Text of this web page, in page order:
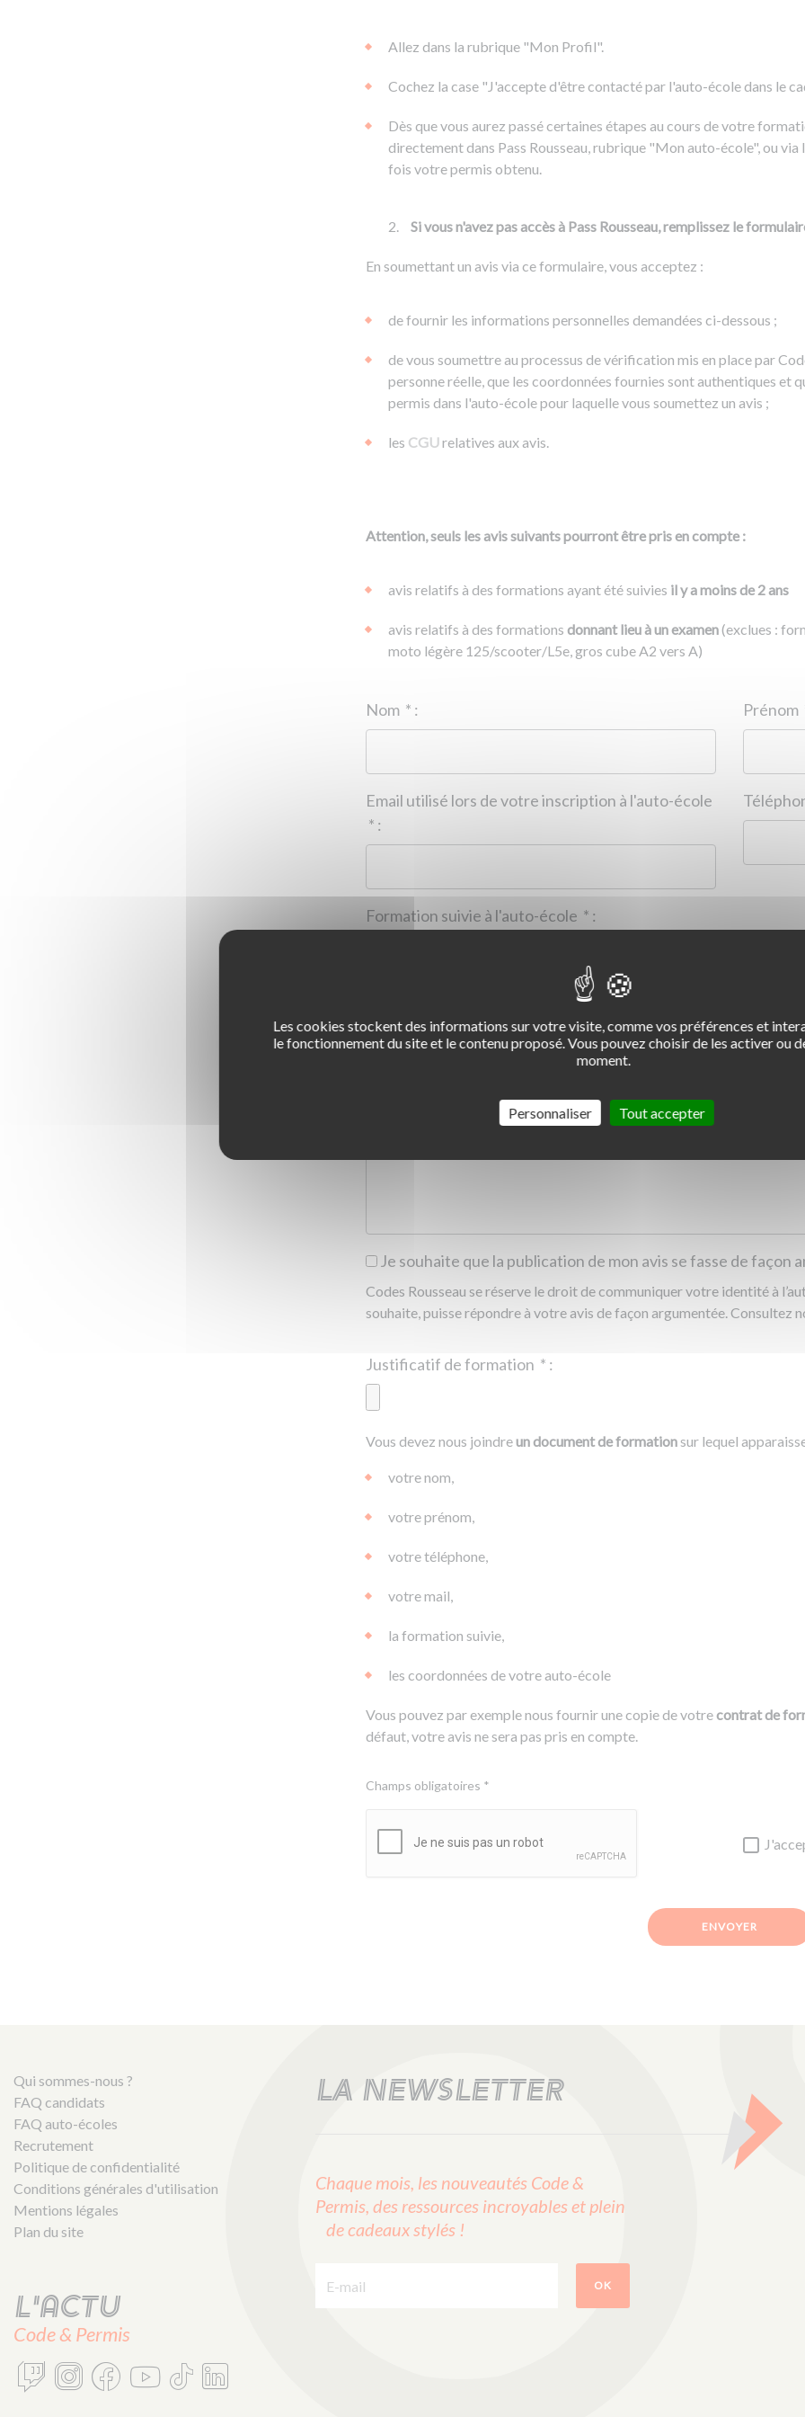
Allez dans la rubrique "Mon Profil".
Cochez la case "J'accepte d'être contacté par l'auto-école dans le
Dès que vous aurez passé certaines étapes au cours de votre
directement dans Pass Rousseau, rubrique "Mon auto-école", ou
fois votre permis obtenu.
Si vous n'avez pas accès à Pass Rousseau, remplissez le
En soumettant un avis via ce formulaire, vous acceptez :
de fournir les informations personnelles demandées ci-dessous ;
de vous soumettre au processus de vérification mis en place par
personne réelle, que les coordonnées fournies sont authentiques et
permis dans l'auto-école pour laquelle vous soumettez un avis ;
les CGUrelatives aux avis.
Attention, seuls les avis suivants pourront être pris en compte :
avis relatifs à des formations ayant été suivies il y a moins de 2 ans
avis relatifs à des formations donnant lieu à un examen(exclues :
moto légère 125/scooter/L5e, gros cube A2 vers A)
* :
Email utilisé lors de votre inscription à l'auto-école
* :
* :
1
2 3 4
Je souhaite que la publication de mon avis se fasse de façon
Codes Rousseau se réserve le droit de communiquer votre identité à
souhaite, puisse répondre à votre avis de façon argumentée. Consultez
* :
||0.00 Ko
Vous devez nous joindreun document de formation sur lequel
votre nom,
votre prénom,
votre téléphone,
votre mail,
la formation suivie,
les coordonnées de votre auto-école
Vous pouvez par exemple nous fournir une copie de votrecontrat de
défaut, votre avis ne sera pas pris en compte.
Champs obligatoires *
ENVOYER
Qui sommes-nous ?
FAQ candidats
FAQ auto-écoles
Recrutement
Politique de confidentialité
Conditions générales d'utilisation
Mentions légales
Plan du site
L'actu
Code & Permis
LA NEWSLETTER
Chaque mois, les nouveautés Code &
Permis, des ressources incroyables et plein
de cadeaux stylés !
OK
Les cookies stockent des informations sur votre visite, comme vos préférences et
le fonctionnement du site et le contenu proposé. Vous pouvez choisir de les activer ou
moment.
Tout accepter
Personnaliser